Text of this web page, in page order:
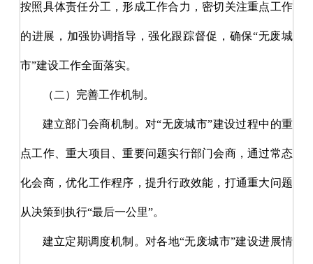
按照具体责任分工，形成工作合力，密切关注重点工作
的进展，加强协调指导，强化跟踪督促，确保“无废城
市”建设工作全面落实。
（二）完善工作机制。
建立部门会商机制。对“无废城市”建设过程中的重
点工作、重大项目、重要问题实行部门会商，通过常态
化会商，优化工作程序，提升行政效能，打通重大问题
从决策到执行“最后一公里”。
建立定期调度机制。对各地“无废城市”建设进展情